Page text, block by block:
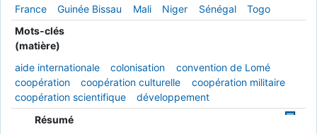
France
Guinée Bissau Mali Niger Sénégal
Togo
Mots-clés
(matière)
aide internationale
colonisation
convention de Lomé
coopération
coopération culturelle
coopération militaire
coopération scientifique
développement
Résumé